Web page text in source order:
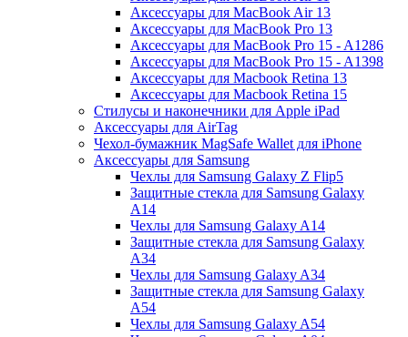
Аксессуары для MacBook Air 13
Аксессуары для MacBook Pro 13
Аксессуары для MacBook Pro 15 - A1286
Аксессуары для MacBook Pro 15 - A1398
Аксессуары для Macbook Retina 13
Аксессуары для Macbook Retina 15
Стилусы и наконечники для Apple iPad
Аксессуары для AirTag
Чехол-бумажник MagSafe Wallet для iPhone
Аксессуары для Samsung
Чехлы для Samsung Galaxy Z Flip5
Защитные стекла для Samsung Galaxy
A14
Чехлы для Samsung Galaxy A14
Защитные стекла для Samsung Galaxy
A34
Чехлы для Samsung Galaxy A34
Защитные стекла для Samsung Galaxy
A54
Чехлы для Samsung Galaxy A54